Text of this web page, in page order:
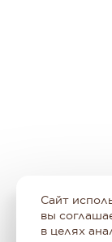
Сайт
вы
в целях